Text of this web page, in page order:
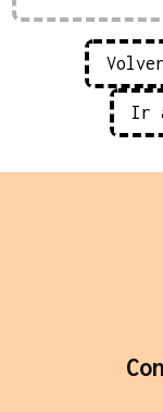
Ir